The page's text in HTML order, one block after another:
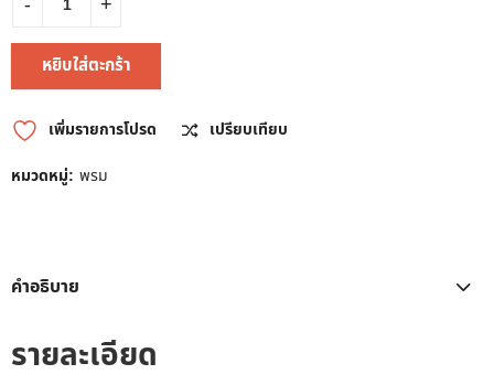
หยิบใส่ตะกร้า
เพิ่มรายการโปรด
เปรียบเทียบ
หมวดหมู่: พรม
คำอธิบาย
รายละเอียด